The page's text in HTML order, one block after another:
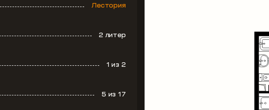
Лестория
2 литер
1из 2
5 из 17